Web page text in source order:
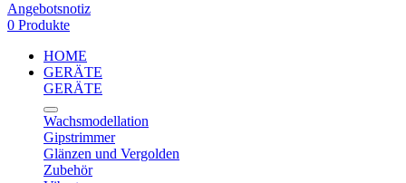
Angebotsnotiz
0 Produkte
HOME
GERÄTE
GERÄTE
Wachsmodellation
Gipstrimmer
Glänzen und Vergolden
Zubehör